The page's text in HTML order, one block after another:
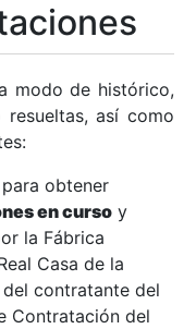
modo de histórico,
así como
obtener
en curso y
la Fábrica
Casa de la
contratante del
Contratación del